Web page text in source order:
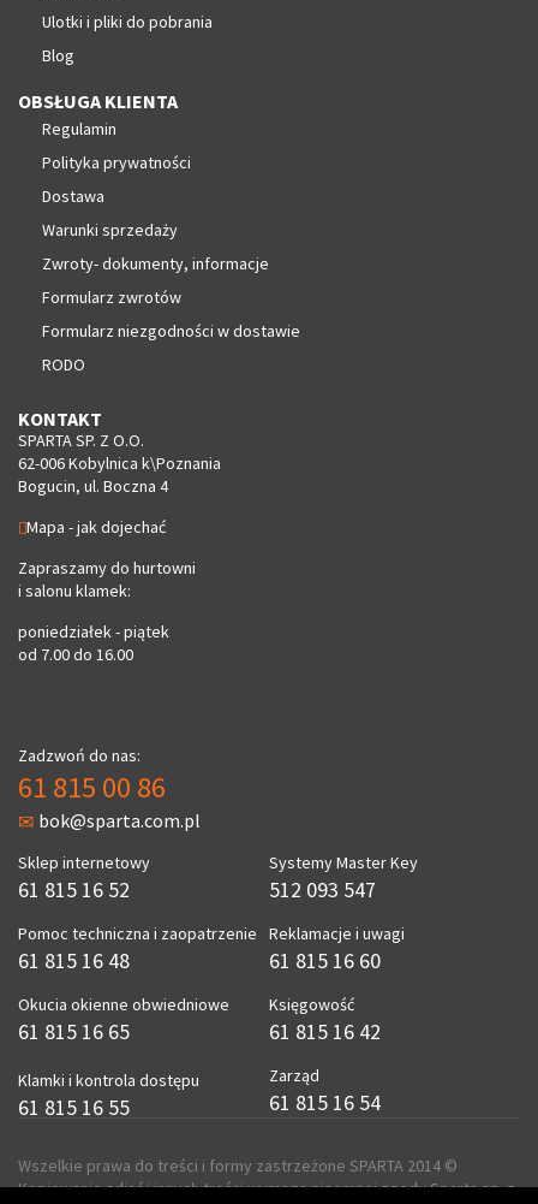
Ulotki i pliki do pobrania
Blog
OBSŁUGA KLIENTA
Regulamin
Polityka prywatności
Dostawa
Warunki sprzedaży
Zwroty- dokumenty, informacje
Formularz zwrotów
Formularz niezgodności w dostawie
RODO
KONTAKT
SPARTA SP. Z O.O.
62-006 Kobylnica k\Poznania
Bogucin, ul. Boczna 4
Mapa - jak dojechać
Zapraszamy do hurtowni
i salonu klamek:
poniedziałek - piątek
od 7.00 do 16.00
Zadzwoń do nas:
61 815 00 86
bok@sparta.com.pl
Sklep internetowy
61 815 16 52
Pomoc techniczna i zaopatrzenie
61 815 16 48
Okucia okienne obwiedniowe
61 815 16 65
Klamki i kontrola dostępu
61 815 16 55
Systemy Master Key
512 093 547
Reklamacje i uwagi
61 815 16 60
Księgowość
61 815 16 42
Zarząd
61 815 16 54
Wszelkie prawa do treści i formy zastrzeżone SPARTA 2014 ©
Kopiowanie zdjęć i innych treści wymaga pisemnej zgody Sparta sp. z